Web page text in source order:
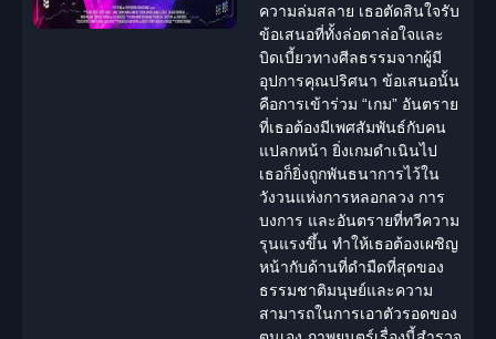
ความล่มสลาย เธอตัดสินใจรับ
ข้อเสนอที่ทั้งล่อตาล่อใจและ
บิดเบี้ยวทางศีลธรรมจากผู้มี
อุปการคุณปริศนา ข้อเสนอนั้น
คือการเข้าร่วม “เกม” อันตราย
ที่เธอต้องมีเพศสัมพันธ์กับคน
แปลกหน้า ยิ่งเกมดำเนินไป
เธอก็ยิ่งถูกพันธนาการไว้ใน
วังวนแห่งการหลอกลวง การ
บงการ และอันตรายที่ทวีความ
รุนแรงขึ้น ทำให้เธอต้องเผชิญ
หน้ากับด้านที่ดำมืดที่สุดของ
ธรรมชาติมนุษย์และความ
สามารถในการเอาตัวรอดของ